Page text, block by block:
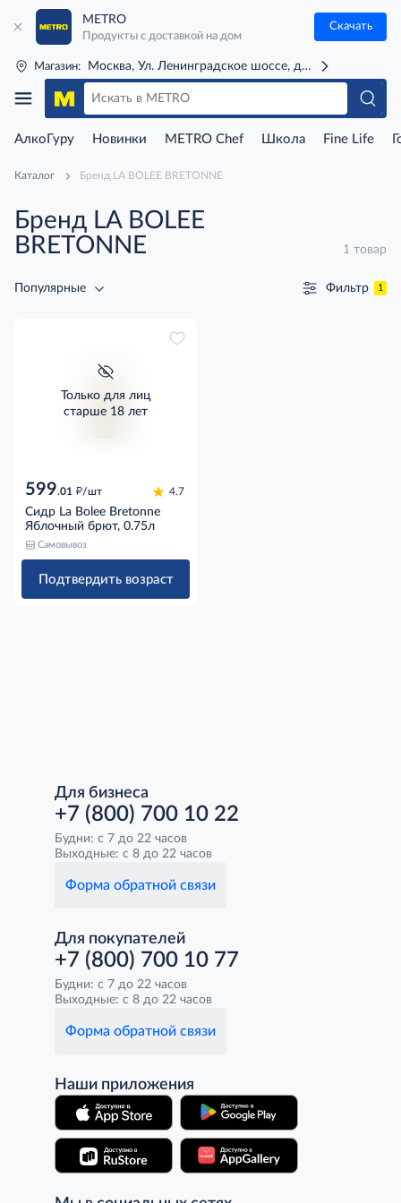
METRO
Продукты с доставкой на дом
Скачать
Магазин: Москва, Ул. Ленинградское шоссе, д. 71Г (м. Речной
АлкоГуру Новинки METRO Chef Школа Fine Life
Каталог Бренд LA BOLEE BRETONNE
Бренд LA BOLEE
BRETONNE
1 товар
Популярные Фильтр 1
Только для лиц
старше 18 лет
599.01 д/шт 4.7
Сидр La Bolee Bretonne
Яблочный брют, 0.75л
Самовывоз
Подтвердить возраст
Для бизнеса
+7 (800) 700 10 22
Будни: с 7 до 22 часов
Выходные: с 8 до 22 часов
Форма обратной связи
Для покупателей
+7 (800) 700 10 77
Будни: с 7 до 22 часов
Выходные: с 8 до 22 часов
Форма обратной связи
Наши приложения